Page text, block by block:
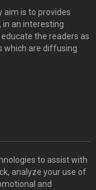
aim is to provides
an interesting
the readers as
which are diffusing
to assist with
analyze your use of
and